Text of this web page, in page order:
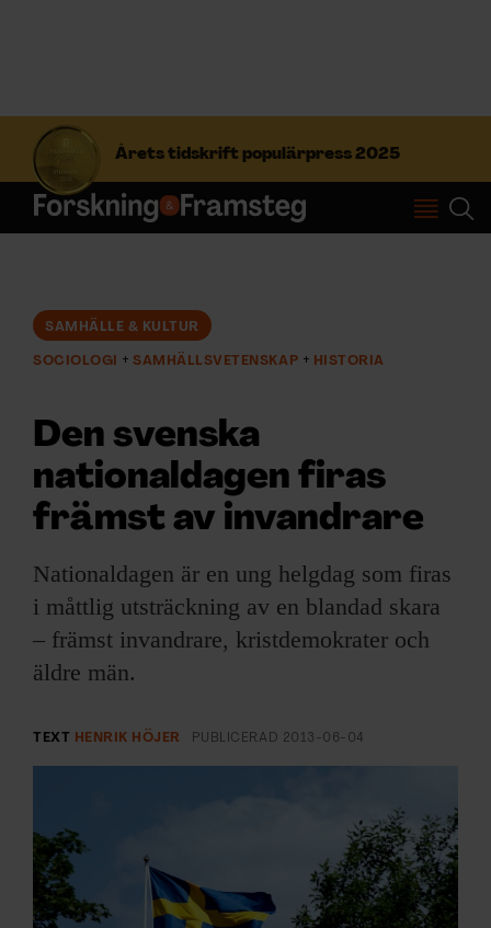
Årets tidskrift populärpress 2025
S
f
t
Prenumerera
ÄMNEN
ARKIV & E-TIDNING
EVENEMANG & RESOR
SHOP
KONTAKTA F&F
PRENUMERERA PÅ F&F
ANNONSERA I F&F
SAMHÄLLE & KULTUR
SOCIOLOGI SAMHÄLLSVETENSKAP HISTORIA
Den svenska
nationaldagen firas
främst av invandrare
Nationaldagen är en ung helgdag som firas
i måttlig utsträckning av en blandad skara
– främst invandrare, kristdemokrater och
äldre män.
TEXT HENRIK HÖJER PUBLICERAD 2013-06-04